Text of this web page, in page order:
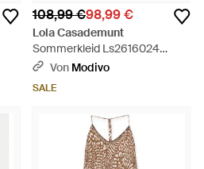
108,99 €98,99 €
Lola Casademunt
Sommerkleid Ls2616024
Relaxed Fit - Weiß
Von Modivo
SALE